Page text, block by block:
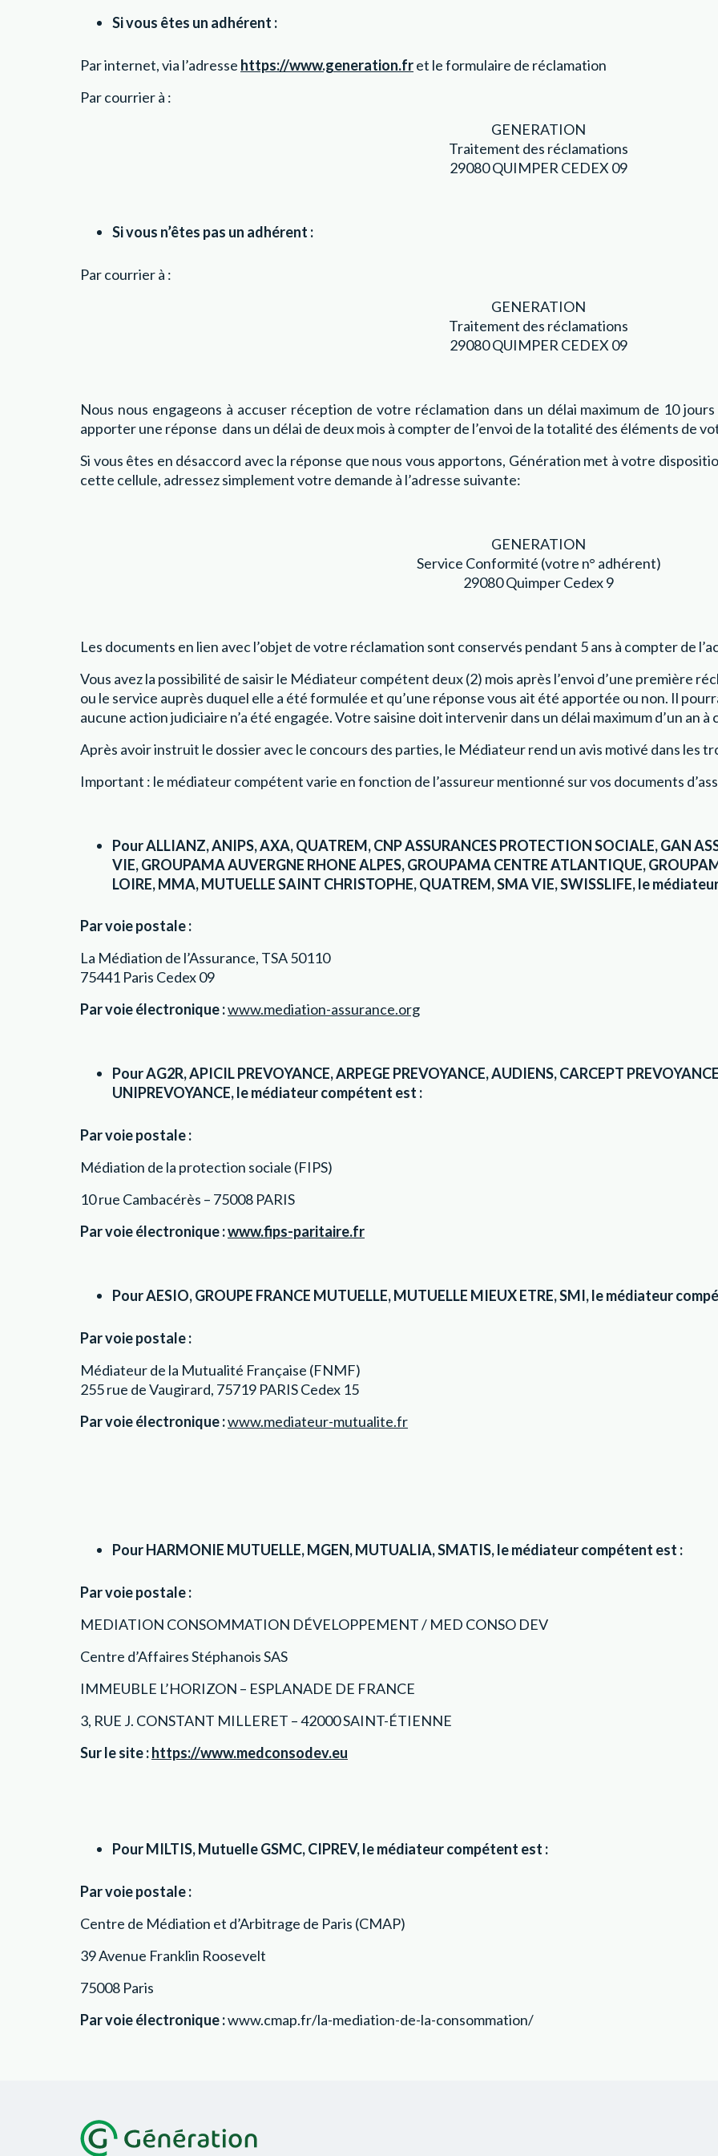
Si vous êtes un adhérent :
Par internet, via l’adresse https://www.generation.fret le formulaire de réclamation
Par courrier à :
GENERATION
Traitement des réclamations
29080 QUIMPER CEDEX 09
Si vous n’êtes pas un adhérent :
Par courrier à :
GENERATION
Traitement des réclamations
29080 QUIMPER CEDEX 09
Nous nous engageons à accuser réception de votre réclamation dans un délai maximum de 10
apporter une réponse dans un délai de deux mois à compter de l’envoi de la totalité des éléments de
Si vous êtes en désaccord avec la réponse que nous vous apportons, Génération met à votre
cette cellule, adressez simplement votre demande à l’adresse suivante:
GENERATION
Service Conformité (votre n° adhérent)
29080 Quimper Cedex 9
Les documents en lien avec l’objet de votre réclamation sont conservés pendant 5 ans à compter de
Vous avez la possibilité de saisir le Médiateur compétent deux (2) mois après l’envoi d’une première
ou le service auprès duquel elle a été formulée et qu’une réponse vous ait été apportée ou non. Il
aucune action judiciaire n’a été engagée. Votre saisine doit intervenir dans un délai maximum d’un an
Après avoir instruit le dossier avec le concours des parties, le Médiateur rend un avis motivé dans les
Important : le médiateur compétent varie en fonction de l’assureur mentionné sur vos documents
Pour ALLIANZ, ANIPS, AXA, QUATREM, CNP ASSURANCES PROTECTION SOCIALE, GAN
VIE, GROUPAMA AUVERGNE RHONE ALPES, GROUPAMA CENTRE ATLANTIQUE,
LOIRE, MMA, MUTUELLE SAINT CHRISTOPHE, QUATREM, SMA VIE, SWISSLIFE, le
Par voie postale :
La Médiation de l’Assurance, TSA 50110
75441 Paris Cedex 09
Par voie électronique :www.mediation-assurance.org
Pour AG2R, APICIL PREVOYANCE, ARPEGE PREVOYANCE, AUDIENS, CARCEPT
UNIPREVOYANCE, le médiateur compétent est :
Par voie postale :
Médiation de la protection sociale (FIPS)
10 rue Cambacérès – 75008 PARIS
Par voie électronique :www.fips-paritaire.fr
Pour AESIO, GROUPE FRANCE MUTUELLE, MUTUELLE MIEUX ETRE, SMI, le médiateur
Par voie postale :
Médiateur de la Mutualité Française (FNMF)
255 rue de Vaugirard, 75719 PARIS Cedex 15
Par voie électronique :www.mediateur-mutualite.fr
Pour HARMONIE MUTUELLE, MGEN, MUTUALIA, SMATIS, le médiateur compétent est :
Par voie postale :
MEDIATION CONSOMMATION DÉVELOPPEMENT / MED CONSO DEV
Centre d’Affaires Stéphanois SAS
IMMEUBLE L’HORIZON – ESPLANADE DE FRANCE
3, RUE J. CONSTANT MILLERET – 42000 SAINT-ÉTIENNE
Sur le site :https://www.medconsodev.eu
Pour MILTIS, Mutuelle GSMC, CIPREV, le médiateur compétent est :
Par voie postale :
Centre de Médiation et d’Arbitrage de Paris (CMAP)
39 Avenue Franklin Roosevelt
75008 Paris
Par voie électronique :www.cmap.fr/la-mediation-de-la-consommation/